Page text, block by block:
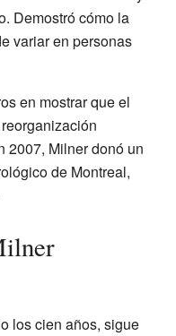
Demostró cómo la
variar en personas
en mostrar que el
2007, Milner donó un
de Montreal,
los cien años, sigue